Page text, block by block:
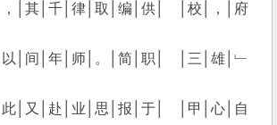
，│其│千│律│取│编│供│　│校│，│府
以│间│年│师│。│简│职│　│三│雄│﹂
此│又│赴│业│思│报│于│　│甲│心│自